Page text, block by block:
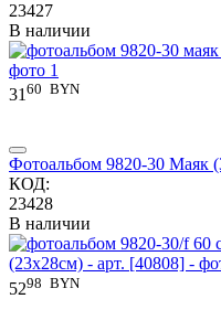
23427
В наличии
31 60 BYN
Фотоальбом 9820-30 Маяк
КОД:
23428
В наличии
5298 BYN